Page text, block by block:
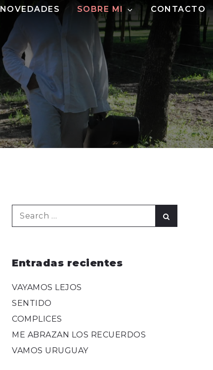
NOVEDADES SOBRE MI CONTACTO
for:
Entradas recientes
VAYAMOS LEJOS
SENTIDO
COMPLICES
ME ABRAZAN LOS RECUERDOS
VAMOS URUGUAY